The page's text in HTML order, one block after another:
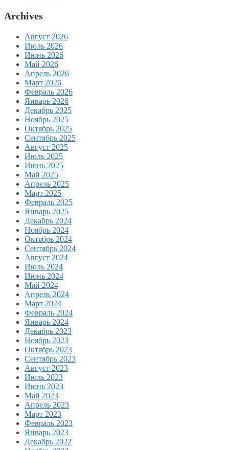
Archives
Август 2026
Июль 2026
Июнь 2026
Май 2026
Апрель 2026
Март 2026
Февраль 2026
Январь 2026
Декабрь 2025
Ноябрь 2025
Октябрь 2025
Сентябрь 2025
Август 2025
Июль 2025
Июнь 2025
Май 2025
Апрель 2025
Март 2025
Февраль 2025
Январь 2025
Декабрь 2024
Ноябрь 2024
Октябрь 2024
Сентябрь 2024
Август 2024
Июль 2024
Июнь 2024
Май 2024
Апрель 2024
Март 2024
Февраль 2024
Январь 2024
Декабрь 2023
Ноябрь 2023
Октябрь 2023
Сентябрь 2023
Август 2023
Июль 2023
Июнь 2023
Май 2023
Апрель 2023
Март 2023
Февраль 2023
Январь 2023
Декабрь 2022